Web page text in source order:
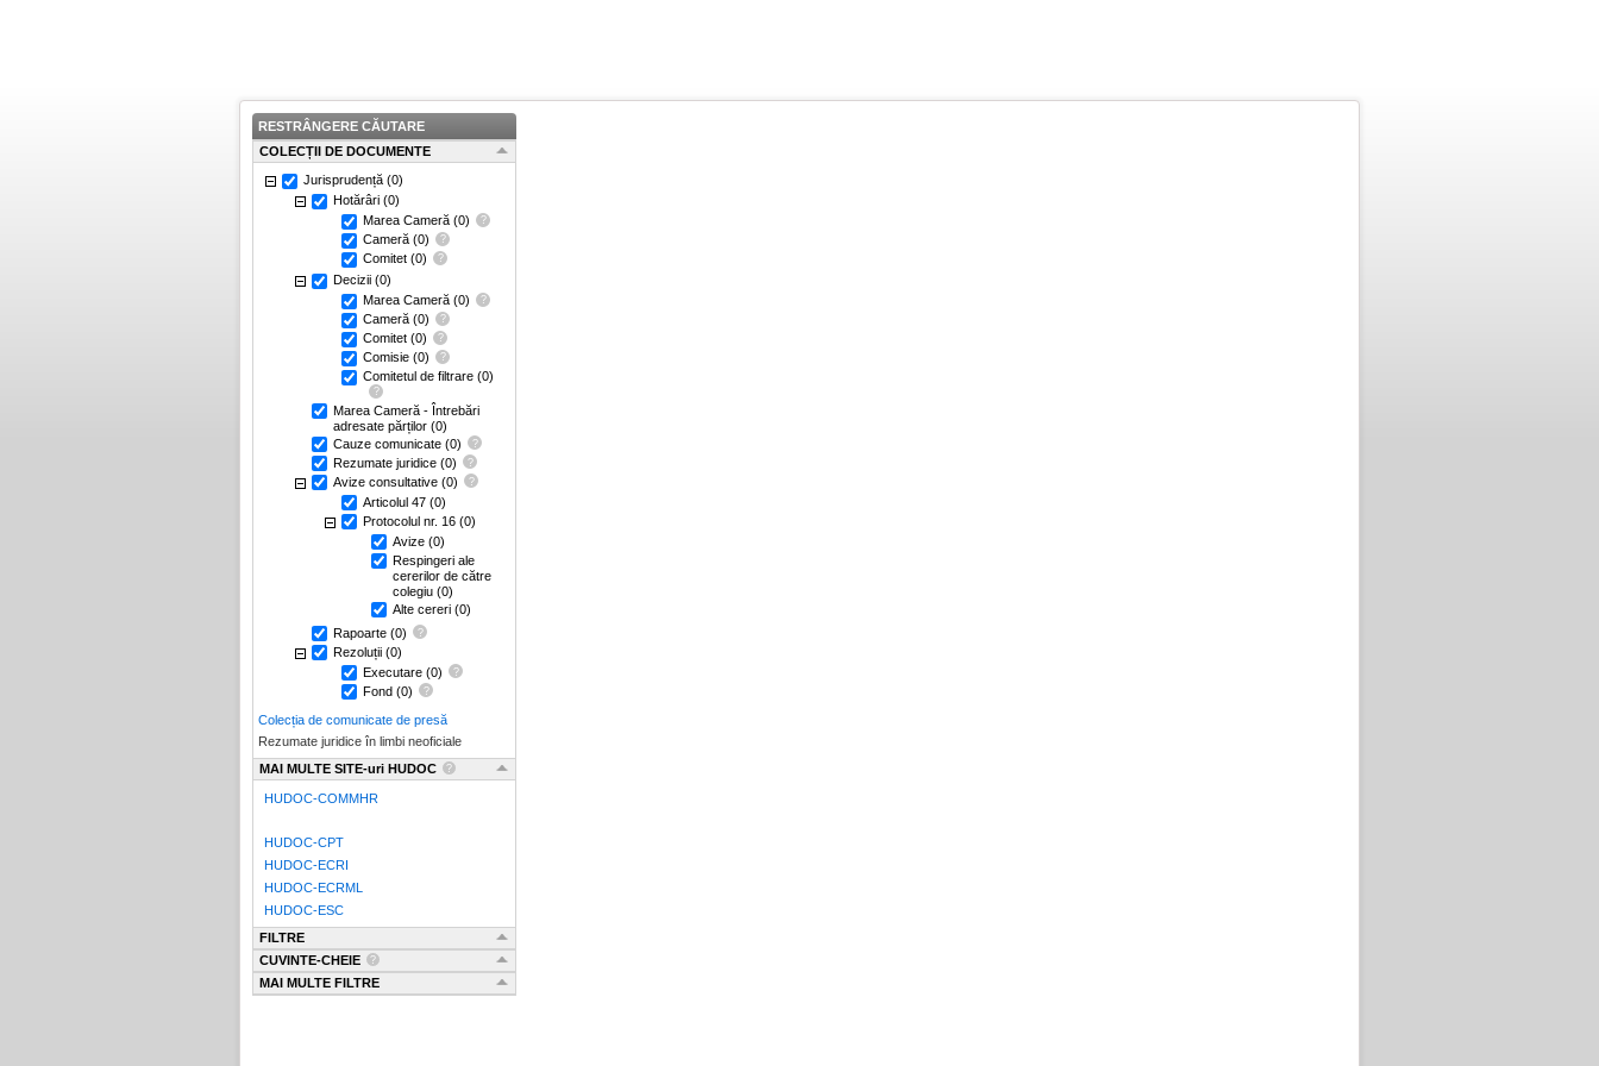
RESTRÂNGERE CĂUTARE
COLECȚII DE DOCUMENTE
Jurisprudență (0)
Hotărâri (0)
Marea Cameră (0)
Cameră (0)
Comitet (0)
Decizii (0)
Marea Cameră (0)
Cameră (0)
Comitet (0)
Comisie (0)
Comitetul de filtrare (0)
Marea Cameră - Întrebări
adresate părților (0)
Cauze comunicate (0)
Rezumate juridice (0)
Avize consultative (0)
Articolul 47 (0)
Protocolul nr. 16 (0)
Avize (0)
Respingeri ale
cererilor de către
colegiu (0)
Alte cereri (0)
Rapoarte (0)
Rezoluții (0)
Executare (0)
Fond (0)
Colecția de comunicate de presă
Rezumate juridice în limbi neoficiale
MAI MULTE SITE-uri HUDOC
HUDOC-COMMHR
HUDOC-CPT
HUDOC-ECRI
HUDOC-ECRML
HUDOC-ESC
FILTRE
CUVINTE-CHEIE
MAI MULTE FILTRE